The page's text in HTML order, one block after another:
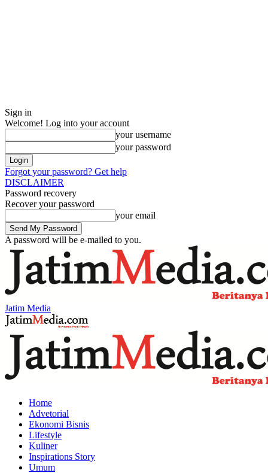
Sign in
Welcome! Log into your account
your username
your password
Forgot your password? Get help
DISCLAIMER
Password recovery
Recover your password
your email
A password will be e-mailed to you.
Jatim Media
Home
Advetorial
Ekonomi Bisnis
Lifestyle
Kuliner
Inspirations Story
Umum